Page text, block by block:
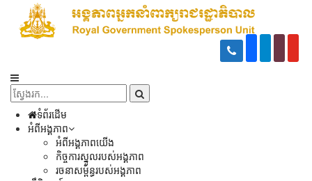
ទំព័រដើម
អំពីអង្គភាព
អំពីអង្គភាពយើង
កិច្ចការស្នូលរបស់អង្គភាព
រចនាសម្ព័ន្ធរបស់អង្គភាព